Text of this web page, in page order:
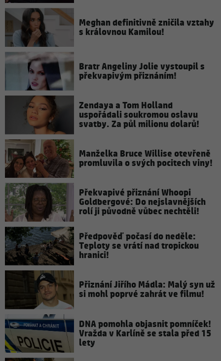
Meghan definitivně zničila vztahy
s královnou Kamilou!
Bratr Angeliny Jolie vystoupil s
překvapivým přiznáním!
Zendaya a Tom Holland
uspořádali soukromou oslavu
svatby. Za půl milionu dolarů!
Manželka Bruce Willise otevřeně
promluvila o svých pocitech viny!
Překvapivé přiznání Whoopi
Goldbergové: Do nejslavnějších
rolí ji původně vůbec nechtěli!
Předpověď počasí do neděle:
Teploty se vrátí nad tropickou
hranici!
Přiznání Jiřího Mádla: Malý syn už
si mohl poprvé zahrát ve filmu!
DNA pomohla objasnit pomníček!
Vražda v Karlíně se stala před 15
lety